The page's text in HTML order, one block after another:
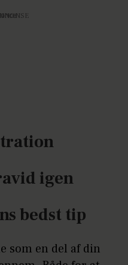
igen
bedst tip
som en del af din